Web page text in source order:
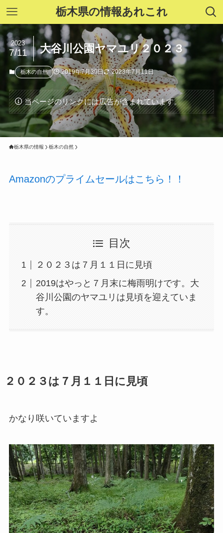
栃木県の情報あれこれ
大谷川公園ヤマユリ２０２３
2023
7/11
栃木の自然 2019年7月30日 2023年7月11日
当ページのリンクには広告が含まれています。
栃木県の情報 栃木の自然
Amazonのプライムセールはこちら！！
目次
２０２３は７月１１日に見頃
2019はやっと７月末に梅雨明けです。大
谷川公園のヤマユリは見頃を迎えていま
す。
２０２３は７月１１日に見頃
かなり咲いていますよ